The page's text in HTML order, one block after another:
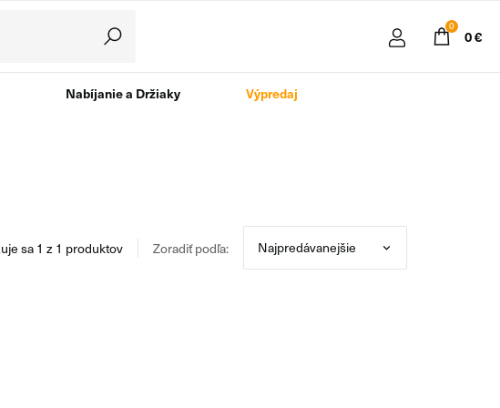
0
0 €
Nabíjanie a Držiaky Výpredaj
sa 1 z 1 produktov Zoradiť podľa: